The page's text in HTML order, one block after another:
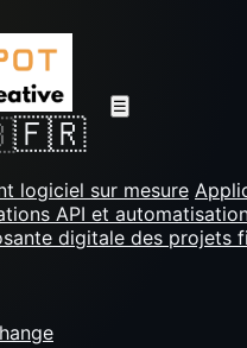
☰
🇫🇷
logiciel sur mesure
API et
digitale des projets